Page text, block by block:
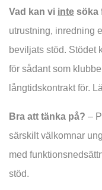
Vad kan vi inte söka
utrustning, inredning
beviljats stöd. Stödet
för sådant som
långtidskontrakt för.
Bra att tänka på? –
särskilt välkomnar
med
stöd.